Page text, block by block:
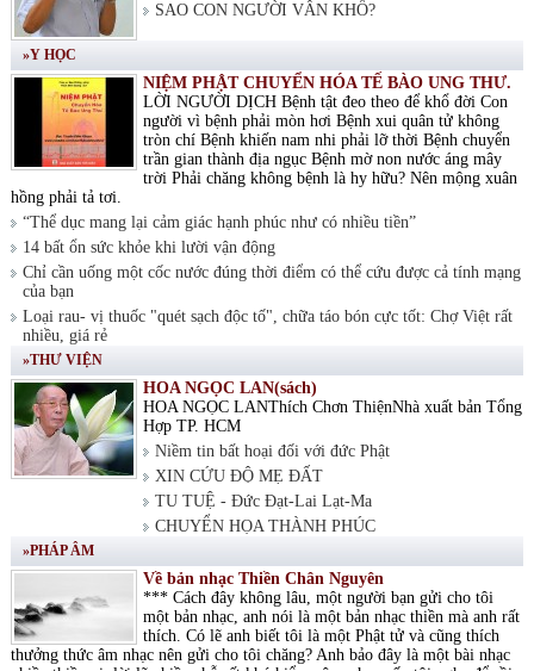
SAO CON NGƯỜI VẪN KHỔ?
»Y HỌC
NIỆM PHẬT CHUYỂN HÓA TẾ BÀO UNG THƯ.
LỜI NGƯỜI DỊCH Bệnh tật đeo theo để khổ đời Con
người vì bệnh phải mòn hơi Bệnh xui quân tử không
tròn chí Bệnh khiến nam nhi phải lỡ thời Bệnh chuyển
trần gian thành địa ngục Bệnh mờ non nước áng mây
trời Phải chăng không bệnh là hy hữu? Nên mộng xuân
hồng phải tả tơi.
“Thể dục mang lại cảm giác hạnh phúc như có nhiều tiền”
14 bất ổn sức khỏe khi lười vận động
Chỉ cần uống một cốc nước đúng thời điểm có thể cứu được cả tính mạng
của bạn
Loại rau- vị thuốc "quét sạch độc tố", chữa táo bón cực tốt: Chợ Việt rất
nhiều, giá rẻ
»THƯ VIỆN
HOA NGỌC LAN(sách)
HOA NGỌC LANThích Chơn ThiệnNhà xuất bản Tổng
Hợp TP. HCM
Niềm tin bất hoại đối với đức Phật
XIN CỨU ĐỘ MẸ ĐẤT
TU TUỆ - Đức Đạt-Lai Lạt-Ma
CHUYỂN HỌA THÀNH PHÚC
»PHÁP ÂM
Về bản nhạc Thiền Chân Nguyên
*** Cách đây không lâu, một người bạn gửi cho tôi
một bản nhạc, anh nói là một bản nhạc thiền mà anh rất
thích. Có lẽ anh biết tôi là một Phật tử và cũng thích
thưởng thức âm nhạc nên gửi cho tôi chăng? Anh bảo đây là một bài nhạc